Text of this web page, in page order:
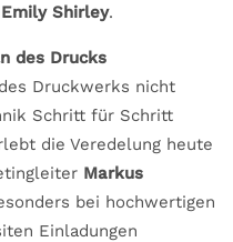
Emily Shirley.
des Drucks
Druckwerks nicht
Schritt für Schritt
die Veredelung heute
Markus
bei hochwertigen
Einladungen